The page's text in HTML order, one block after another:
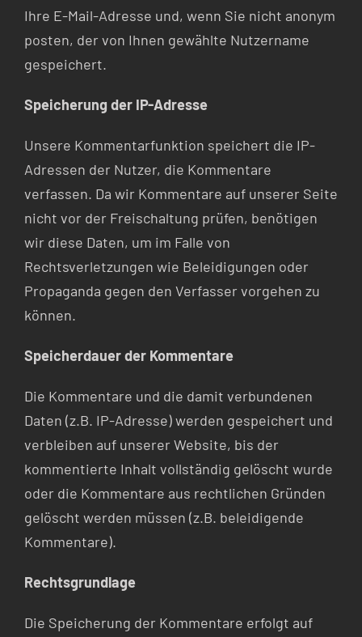
Ihre E-Mail-Adresse und, wenn Sie nicht anonym
posten, der von Ihnen gewählte Nutzername
gespeichert.
Speicherung der IP-Adresse
Unsere Kommentarfunktion speichert die IP-
Adressen der Nutzer, die Kommentare
verfassen. Da wir Kommentare auf unserer Seite
nicht vor der Freischaltung prüfen, benötigen
wir diese Daten, um im Falle von
Rechtsverletzungen wie Beleidigungen oder
Propaganda gegen den Verfasser vorgehen zu
können.
Speicherdauer der Kommentare
Die Kommentare und die damit verbundenen
Daten (z.B. IP-Adresse) werden gespeichert und
verbleiben auf unserer Website, bis der
kommentierte Inhalt vollständig gelöscht wurde
oder die Kommentare aus rechtlichen Gründen
gelöscht werden müssen (z.B. beleidigende
Kommentare).
Rechtsgrundlage
Die Speicherung der Kommentare erfolgt auf